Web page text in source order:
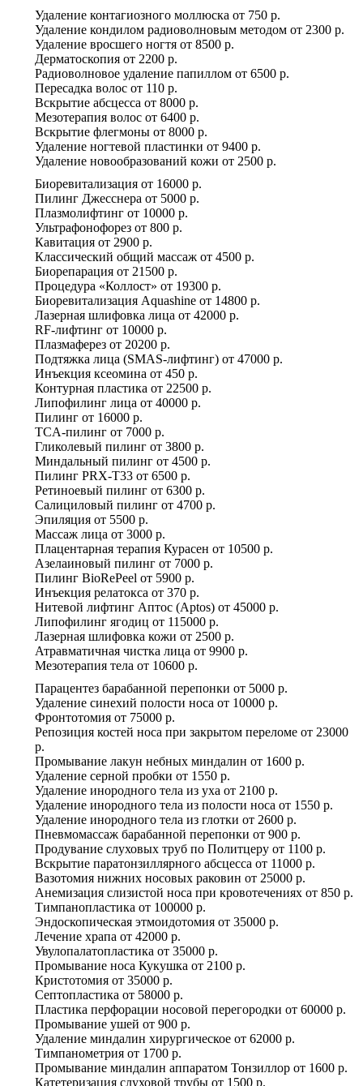
Удаление контагиозного моллюска от 750 р.
Удаление кондилом радиоволновым методом от 2300 р.
Удаление вросшего ногтя от 8500 р.
Дерматоскопия от 2200 р.
Радиоволновое удаление папиллом от 6500 р.
Пересадка волос от 110 р.
Вскрытие абсцесса от 8000 р.
Мезотерапия волос от 6400 р.
Вскрытие флегмоны от 8000 р.
Удаление ногтевой пластинки от 9400 р.
Удаление новообразований кожи от 2500 р.
Биоревитализация от 16000 р.
Пилинг Джесснера от 5000 р.
Плазмолифтинг от 10000 р.
Ультрафонофорез от 800 р.
Кавитация от 2900 р.
Классический общий массаж от 4500 р.
Биорепарация от 21500 р.
Процедура «Коллост» от 19300 р.
Биоревитализация Aquashine от 14800 р.
Лазерная шлифовка лица от 42000 р.
RF-лифтинг от 10000 р.
Плазмаферез от 20200 р.
Подтяжка лица (SMAS-лифтинг) от 47000 р.
Инъекция ксеомина от 450 р.
Контурная пластика от 22500 р.
Липофилинг лица от 40000 р.
Пилинг от 16000 р.
TCA-пилинг от 7000 р.
Гликолевый пилинг от 3800 р.
Миндальный пилинг от 4500 р.
Пилинг PRX-T33 от 6500 р.
Ретиноевый пилинг от 6300 р.
Салициловый пилинг от 4700 р.
Эпиляция от 5500 р.
Массаж лица от 3000 р.
Плацентарная терапия Курасен от 10500 р.
Азелаиновый пилинг от 7000 р.
Пилинг BioRePeel от 5900 р.
Инъекция релатокса от 370 р.
Нитевой лифтинг Аптос (Aptos) от 45000 р.
Липофилинг ягодиц от 115000 р.
Лазерная шлифовка кожи от 2500 р.
Атравматичная чистка лица от 9900 р.
Мезотерапия тела от 10600 р.
Парацентез барабанной перепонки от 5000 р.
Удаление синехий полости носа от 10000 р.
Фронтотомия от 75000 р.
Репозиция костей носа при закрытом переломе от 23000
р.
Промывание лакун небных миндалин от 1600 р.
Удаление серной пробки от 1550 р.
Удаление инородного тела из уха от 2100 р.
Удаление инородного тела из полости носа от 1550 р.
Удаление инородного тела из глотки от 2600 р.
Пневмомассаж барабанной перепонки от 900 р.
Продувание слуховых труб по Политцеру от 1100 р.
Вскрытие паратонзиллярного абсцесса от 11000 р.
Вазотомия нижних носовых раковин от 25000 р.
Анемизация слизистой носа при кровотечениях от 850 р.
Тимпанопластика от 100000 р.
Эндоскопическая этмоидотомия от 35000 р.
Лечение храпа от 42000 р.
Увулопалатопластика от 35000 р.
Промывание носа Кукушка от 2100 р.
Кристотомия от 35000 р.
Септопластика от 58000 р.
Пластика перфорации носовой перегородки от 60000 р.
Промывание ушей от 900 р.
Удаление миндалин хирургическое от 62000 р.
Тимпанометрия от 1700 р.
Промывание миндалин аппаратом Тонзиллор от 1600 р.
Катетеризация слуховой трубы от 1500 р.